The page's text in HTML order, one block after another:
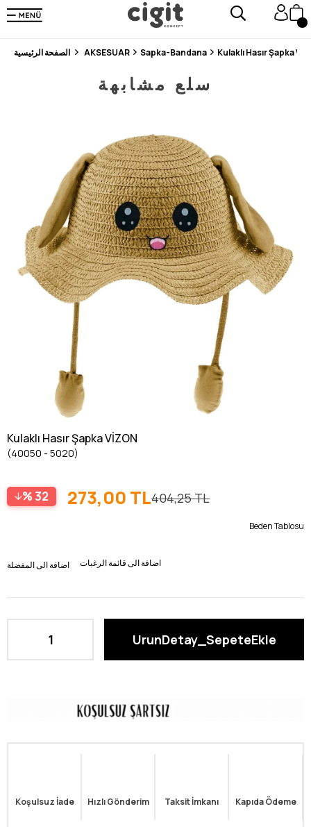
En Uygun Fiyat Garantisi !
300₺ ve Üzeri Alışverişlerde Kargo Ücretsiz !
AKSESUAR Sapka-Bandana Kulaklı Hasır Şapka
سلع مشابهة
Kulaklı Hasır Şapka VİZON
(40050 - 5020)
32 404,25 TL
273,00 TL
Beden Tablosu
اضافة الى المفضلة اضافة الى قائمة الرغبات
Koşulsuz İade Hızlı Gönderim Taksit İmkanı Kapıda Ödeme